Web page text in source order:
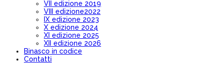
VII edizione 2019
VIII edizione2022
IX edizione 2023
X edizione 2024
XI edizione 2025
XII edizione 2026
Binasco in codice
Contatti